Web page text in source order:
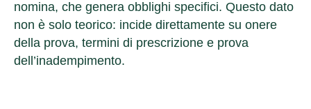
nomina, che genera obblighi specifici. Questo dato
non è solo teorico: incide direttamente su onere
della prova, termini di prescrizione e prova
dell’inadempimento.